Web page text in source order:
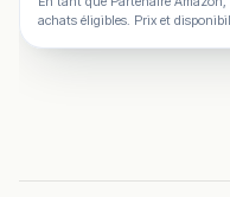
achats éligibles. Prix et